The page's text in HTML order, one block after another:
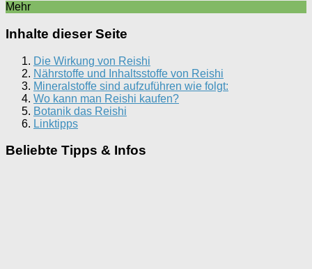
Mehr
Inhalte dieser Seite
Die Wirkung von Reishi
Nährstoffe und Inhaltsstoffe von Reishi
Mineralstoffe sind aufzuführen wie folgt:
Wo kann man Reishi kaufen?
Botanik das Reishi
Linktipps
Beliebte Tipps & Infos